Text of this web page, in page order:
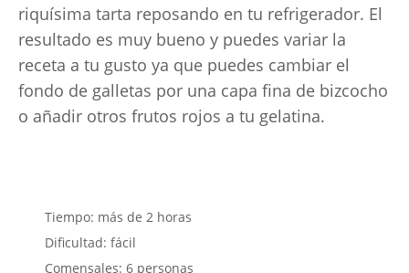
riquísima tarta reposando en tu refrigerador. El
resultado es muy bueno y puedes variar la
receta a tu gusto ya que puedes cambiar el
fondo de galletas por una capa fina de bizcocho
o añadir otros frutos rojos a tu gelatina.
Tiempo: más de 2 horas
Dificultad: fácil
Comensales: 6 personas